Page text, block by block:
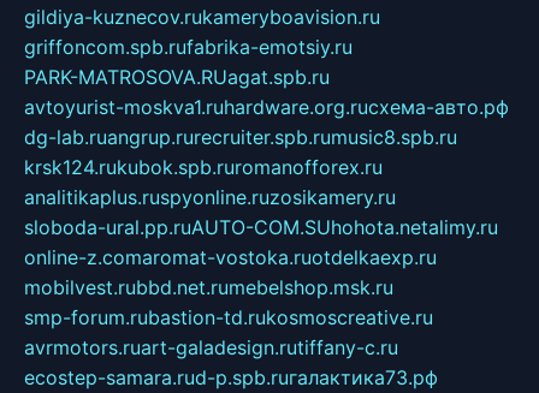
gildiya-kuznecov.rukameryboavision.ru
griffoncom.spb.rufabrika-emotsiy.ru
PARK-MATROSOVA.RUagat.spb.ru
avtoyurist-moskva1.ruhardware.org.ruсхема-авто.рф
dg-lab.ruangrup.rurecruiter.spb.rumusic8.spb.ru
krsk124.rukubok.spb.ruromanofforex.ru
analitikaplus.ruspyonline.ruzosikamery.ru
sloboda-ural.pp.ruAUTO-COM.SUhohota.netalimy.ru
online-z.comaromat-vostoka.ruotdelkaexp.ru
mobilvest.rubbd.net.rumebelshop.msk.ru
smp-forum.rubastion-td.rukosmoscreative.ru
avrmotors.ruart-galadesign.rutiffany-c.ru
ecostep-samara.rud-p.spb.ruгалактика73.рф